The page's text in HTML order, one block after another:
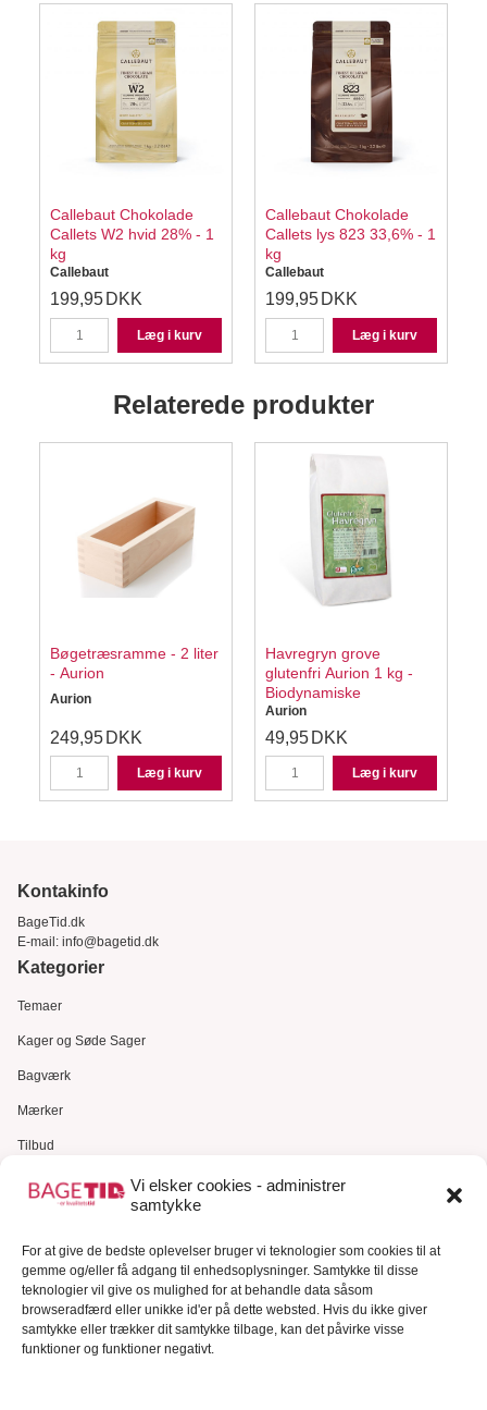
Vi elsker cookies - administrer
samtykke
For at give de bedste oplevelser bruger vi teknologier som cookies til at
gemme og/eller få adgang til enhedsoplysninger. Samtykke til disse
teknologier vil give os mulighed for at behandle data såsom
browseradfærd eller unikke id'er på dette websted. Hvis du ikke giver
samtykke eller trækker dit samtykke tilbage, kan det påvirke visse
funktioner og funktioner negativt.
Callebaut Chokolade
Callets W2 hvid 28% - 1
kg
Callebaut
199,95 DKK
Læg i kurv
Callebaut Chokolade
Callets lys 823 33,6% - 1
kg
Callebaut
199,95 DKK
Læg i kurv
Relaterede produkter
Bøgetræsramme - 2 liter
- Aurion
Aurion
249,95 DKK
Læg i kurv
Havregryn grove
glutenfri Aurion 1 kg -
Biodynamiske
Aurion
49,95 DKK
Læg i kurv
Kontakinfo
BageTid.dk
E-mail: info@bagetid.dk
Kategorier
Temaer
Kager og Søde Sager
Bagværk
Mærker
Tilbud
Gavekort
Kundeservice
Kundeservice
FAQ – Ofte stillede spørgsmål
Om Bagetid.dk
Se Fødevarestyrelsens smiley-rapporter